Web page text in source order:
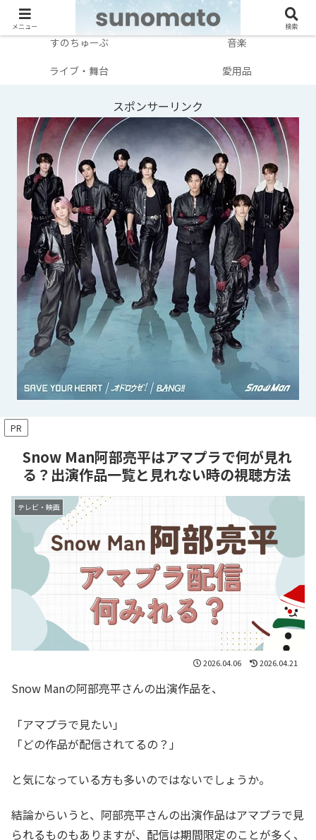
メンバー別
テレビ・映画
すのちゅーぶ
音楽
ライブ・舞台
愛用品
スポンサーリンク
PR
Snow Man阿部亮平はアマプラで何が見れ
る？出演作品一覧と見れない時の視聴方法
テレビ・映画
2026.04.06 2026.04.21
Snow Manの阿部亮平さんの出演作品を、
「アマプラで見たい」
「どの作品が配信されてるの？」
と気になっている方も多いのではないでしょうか。
結論からいうと、阿部亮平さんの出演作品はアマプラで見
られるものもありますが、配信は期間限定のことが多く、
メニュー 検索